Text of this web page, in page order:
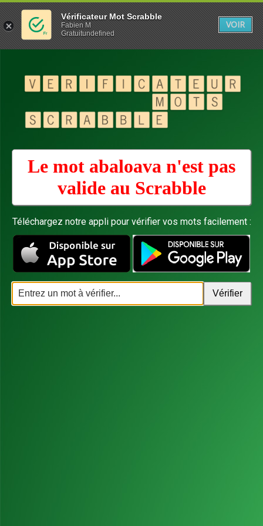
Le mot abaloava n'est pas
valide au Scrabble
Téléchargez notre appli pour vérifier vos mots facilement :
Vérificateur Mot Scrabble
Fabien M
Gratuitundefined
VOIR